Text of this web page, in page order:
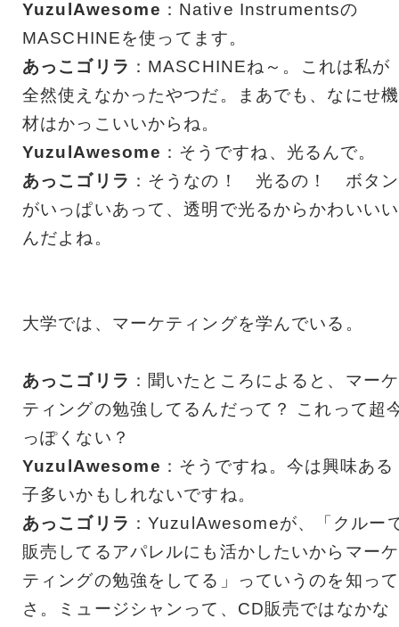
YuzulAwesome ：Native Instrumentsの
MASCHINEを使ってます。
あっこゴリラ ：MASCHINEね～。これは私が
全然使えなかったやつだ。まあでも、なにせ機
材はかっこいいからね。
YuzulAwesome ：そうですね、光るんで。
あっこゴリラ ：そうなの！ 光るの！ ボタン
がいっぱいあって、透明で光るからかわいいい
んだよね。
大学では、マーケティングを学んでいる。
あっこゴリラ ：聞いたところによると、マーケ
ティングの勉強してるんだって？ これって超
っぽくない？
YuzulAwesome ：そうですね。今は興味ある
子多いかもしれないですね。
あっこゴリラ ：YuzulAwesomeが、「クルー
販売してるアパレルにも活かしたいからマーケ
ティングの勉強をしてる」っていうのを知って
さ。ミュージシャンって、CD販売ではなかな